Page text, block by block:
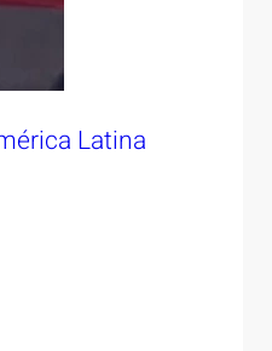
Latina